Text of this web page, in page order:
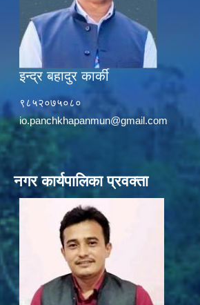
इन्द्र बहादुर कार्की
९८५२०७५०८०
io.panchkhapanmun@gmail.com
नगर कार्यपालिका प्रवक्ता